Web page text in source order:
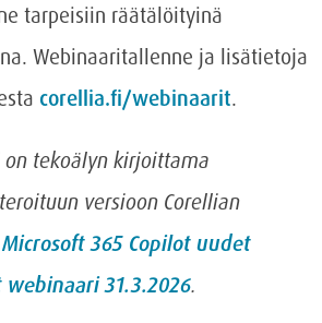
tarpeisiin räätälöityinä
Webinaaritallenne ja lisätietoja
corellia.fi/webinaarit.
on tekoälyn kirjoittama
versioon Corellian
Microsoft 365 Copilot uudet
31.3.2026.